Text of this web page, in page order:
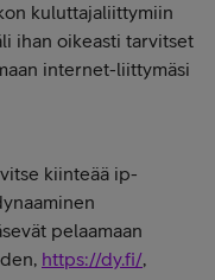
kuluttajaliittymiin
ihan oikeasti tarvitset
internet-liittymäsi
kiinteää ip-
pelaamaan
https://dy.fi/,